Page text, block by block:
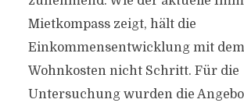
Mietkompass zeigt, hält die
Einkommensentwicklung mit
Wohnkosten nicht Schritt. Für die
Untersuchung wurden die